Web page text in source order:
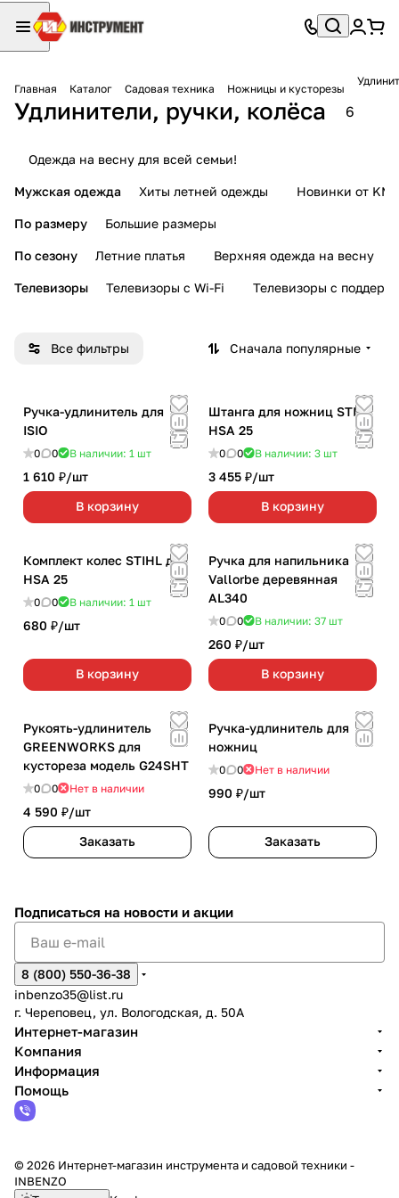
Главная Каталог Садовая техника Ножницы и кусторезы
Удлинители, ручки, колёса 6
Одежда на весну для всей семьи!
Мужская одежда Хиты летней одежды Новинки от KMI
По размеру Большие размеры
По сезону Летние платья Верхняя одежда на весну
Телевизоры Телевизоры с Wi-Fi Телевизоры с
Все фильтры Сначала популярные
Ручка-удлинитель для
ISIO
0 0 В наличии: 1 шт
1 610 ₽/шт
В корзину
Штанга для ножниц STIHL
HSA 25
0 0 В наличии: 3 шт
3 455 ₽/шт
В корзину
Комплект колес STIHL для
HSA 25
0 0 В наличии: 1 шт
680 ₽/шт
В корзину
Ручка для напильника
Vallorbe деревянная
AL340
0 0 В наличии: 37 шт
260 ₽/шт
В корзину
Рукоять-удлинитель
GREENWORKS для
кустореза модель G24SHT
0 0 Нет в наличии
4 590 ₽/шт
Заказать
Ручка-удлинитель для
ножниц
0 0 Нет в наличии
990 ₽/шт
Заказать
Подписаться на новости и акции
8 (800) 550-36-38
inbenzo35@list.ru
г. Череповец, ул. Вологодская, д. 50А
Интернет-магазин
Компания
Информация
Помощь
© 2026 Интернет-магазин инструмента и садовой техники -
INBENZO